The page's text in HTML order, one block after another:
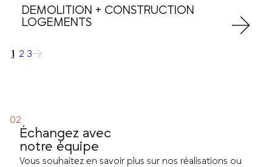
DEMOLITION + CONSTRUCTION
LOGEMENTS
1 2 3 →
Échangez avec
notre équipe
Vous souhaitez en savoir plus sur nos réalisations ou